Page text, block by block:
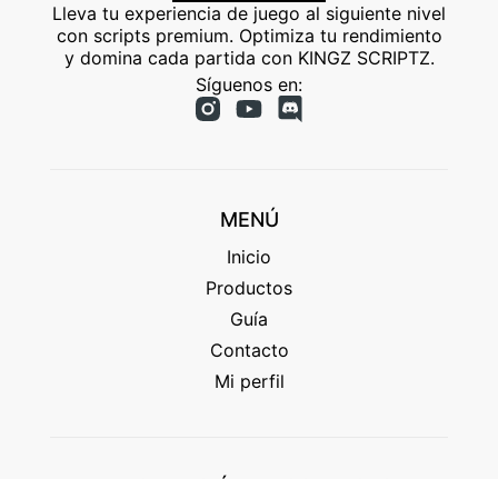
Lleva tu experiencia de juego al siguiente nivel
con scripts premium. Optimiza tu rendimiento
y domina cada partida con KINGZ SCRIPTZ.
Síguenos en:
MENÚ
Inicio
Productos
Guía
Contacto
Mi perfil